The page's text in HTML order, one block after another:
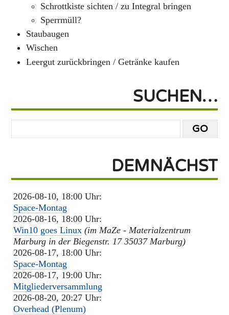
Schrottkiste sichten / zu Integral bringen
Sperrmüll?
Staubaugen
Wischen
Leergut zurückbringen / Getränke kaufen
SUCHEN…
DEMNÄCHST
2026-08-10, 18:00 Uhr:
Space-Montag
2026-08-16, 18:00 Uhr:
Win10 goes Linux (im MaZe - Materialzentrum
Marburg in der Biegenstr. 17 35037 Marburg)
2026-08-17, 18:00 Uhr:
Space-Montag
2026-08-17, 19:00 Uhr:
Mitgliederversammlung
2026-08-20, 20:27 Uhr:
Overhead (Plenum)